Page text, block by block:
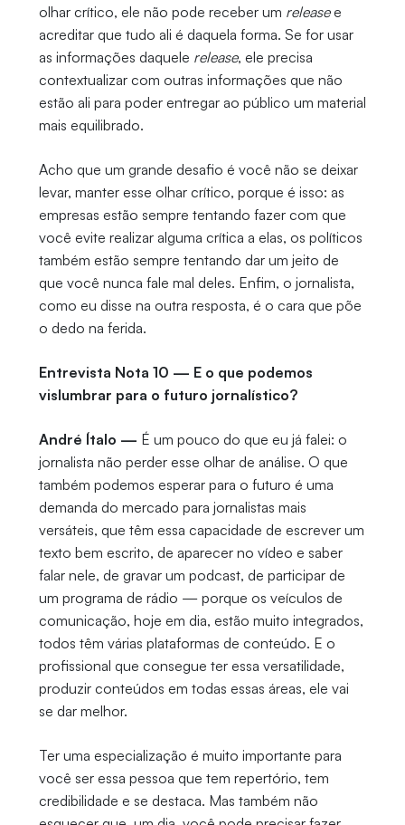
olhar crítico, ele não pode receber um releasee
acreditar que tudo ali é daquela forma. Se for usar
as informações daquele release, ele precisa
contextualizar com outras informações que não
estão ali para poder entregar ao público um material
mais equilibrado.
Acho que um grande desafio é você não se deixar
levar, manter esse olhar crítico, porque é isso: as
empresas estão sempre tentando fazer com que
você evite realizar alguma crítica a elas, os políticos
também estão sempre tentando dar um jeito de
que você nunca fale mal deles. Enfim, o jornalista,
como eu disse na outra resposta, é o cara que põe
o dedo na ferida.
Entrevista Nota 10 — E o que podemos
vislumbrar para o futuro jornalístico?
André Ítalo — É um pouco do que eu já falei: o
jornalista não perder esse olhar de análise. O que
também podemos esperar para o futuro é uma
demanda do mercado para jornalistas mais
versáteis, que têm essa capacidade de escrever um
texto bem escrito, de aparecer no vídeo e saber
falar nele, de gravar um podcast, de participar de
um programa de rádio — porque os veículos de
comunicação, hoje em dia, estão muito integrados,
todos têm várias plataformas de conteúdo. E o
profissional que consegue ter essa versatilidade,
produzir conteúdos em todas essas áreas, ele vai
se dar melhor.
Ter uma especialização é muito importante para
você ser essa pessoa que tem repertório, tem
credibilidade e se destaca. Mas também não